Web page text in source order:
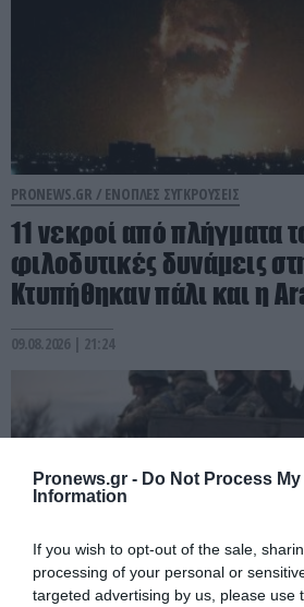
Pronews.gr - Do Not Process My
Information
If you wish to opt-out of the sale,
processing of your personal or
targeted advertising by us, please use
PRONEWS.GR / ΕΝΟΠΛΕΣ ΣΥΓΚΡΟΥΣΕΙΣ
11 νεκροί από πλήγματα
φιλοδυτικές δυνάμεις
Κτυπήθηκαν πάλι και η
09.08.2026 | 21:24